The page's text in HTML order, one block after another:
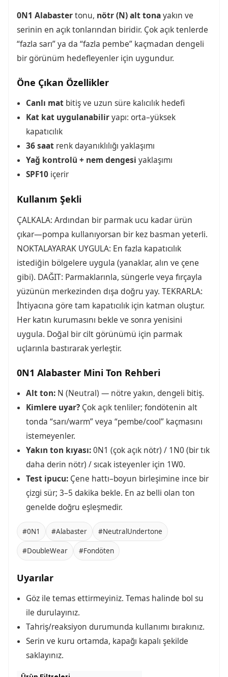
0N1 Alabastertonu, nötr (N) alt tonayakın ve
serinin en açık tonlarından biridir. Çok açık tenlerde
“fazla sarı” ya da “fazla pembe” kaçmadan dengeli
bir görünüm hedefleyenler için uygundur.
Öne Çıkan Özellikler
Canlı mat bitiş ve uzun süre kalıcılık hedefi
Kat kat uygulanabiliryapı: orta–yüksek
kapatıcılık
36 saat renk dayanıklılığı yaklaşımı
Yağ kontrolü + nem dengesi yaklaşımı
SPF10 içerir
Kullanım Şekli
ÇALKALA: Ardından bir parmak ucu kadar ürün
çıkar—pompa kullanıyorsan bir kez basman yeterli.
NOKTALAYARAK UYGULA: En fazla kapatıcılık
istediğin bölgelere uygula (yanaklar, alın ve çene
gibi). DAĞIT: Parmaklarınla, süngerle veya fırçayla
yüzünün merkezinden dışa doğru yay. TEKRARLA:
İhtiyacına göre tam kapatıcılık için katman oluştur.
Her katın kurumasını bekle ve sonra yenisini
uygula. Doğal bir cilt görünümü için parmak
uçlarınla bastırarak yerleştir.
0N1 Alabaster Mini Ton Rehberi
Alt ton: N (Neutral) — nötre yakın, dengeli bitiş.
Kimlere uyar? Çok açık tenliler; fondötenin alt
tonda “sarı/warm” veya “pembe/cool” kaçmasını
istemeyenler.
Yakın ton kıyası:0N1 (çok açık nötr) / 1N0 (bir tık
daha derin nötr) / sıcak isteyenler için 1W0.
Test ipucu: Çene hattı–boyun birleşimine ince bir
çizgi sür; 3–5 dakika bekle. En az belli olan ton
genelde doğru eşleşmedir.
#0N1 #Alabaster #NeutralUndertone
#DoubleWear #Fondöten
Uyarılar
Göz ile temas ettirmeyiniz. Temas halinde bol su
ile durulayınız.
Tahriş/reaksiyon durumunda kullanımı bırakınız.
Serin ve kuru ortamda, kapağı kapalı şekilde
saklayınız.